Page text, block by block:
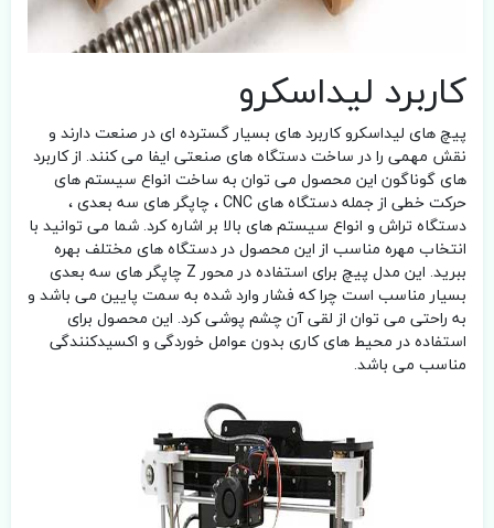
کاربرد لیداسکرو
پیچ های لیداسکرو کاربرد های بسیار گسترده ای در صنعت دارند و
نقش مهمی را در ساخت دستگاه های صنعتی ایفا می کنند. از کاربرد
های گوناگون این محصول می توان به ساخت انواع سیستم های
حرکت خطی از جمله دستگاه های CNC ، چاپگر های سه بعدی ،
دستگاه تراش و انواع سیستم های بالا بر اشاره کرد. شما می توانید با
انتخاب مهره مناسب از این محصول در دستگاه های مختلف بهره
ببرید. این مدل پیچ برای استفاده در محور Z چاپگر های سه بعدی
بسیار مناسب است چرا که فشار وارد شده به سمت پایین می باشد و
به راحتی می توان از لقی آن چشم پوشی کرد. این محصول برای
استفاده در محیط های کاری بدون عوامل خوردگی و اکسیدکنندگی
مناسب می باشد.